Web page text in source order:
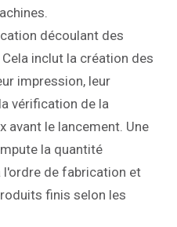
découlant des
inclut la création des
impression, leur
vérification de la
avant le lancement. Une
la quantité
l'ordre de fabrication et
finis selon les